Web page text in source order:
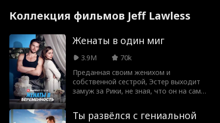
Коллекция фильмов Jeff Lawless
Женаты в один миг
3.9M
70k
Преданная своим женихом и
собственной сестрой, Эстер выходит
замуж за Рики, не зная, что он на самом
предстоит противостоять злой семье
Эстер, вернуть компанию её матери и
Ты развёлся с гениальной